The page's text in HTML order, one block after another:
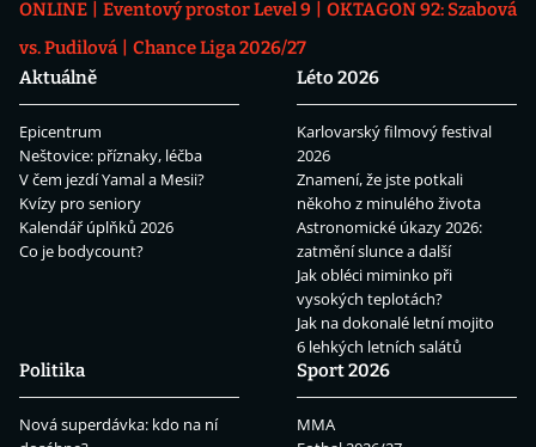
ONLINE Eventový prostor Level 9
OKTAGON 92: Szabová
vs. Pudilová
Chance Liga 2026/27
Aktuálně
Epicentrum
Neštovice: příznaky, léčba
V čem jezdí Yamal a Mesii?
Kvízy pro seniory
Kalendář úplňků 2026
Co je bodycount?
Léto 2026
Karlovarský filmový festival
2026
Znamení, že jste potkali
někoho z minulého života
Astronomické úkazy 2026:
zatmění slunce a další
Jak obléci miminko při
vysokých teplotách?
Jak na dokonalé letní mojito
6 lehkých letních salátů
Politika
Nová superdávka: kdo na ní
Sport 2026
MMA